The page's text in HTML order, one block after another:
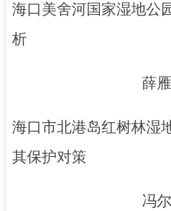
海口美舍河国家湿地公
析
薛
海口市北港岛红树林湿
其保护对策
冯